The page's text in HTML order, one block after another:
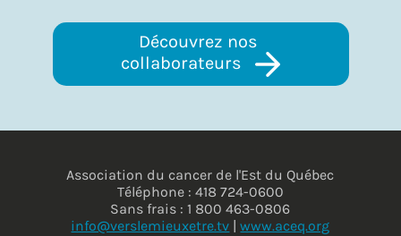
Découvrez nos
collaborateurs
Association du cancer de l'Est du Québec
Téléphone : 418 724-0600
Sans frais : 1 800 463-0806
info@verslemieuxetre.tv |www.aceq.org